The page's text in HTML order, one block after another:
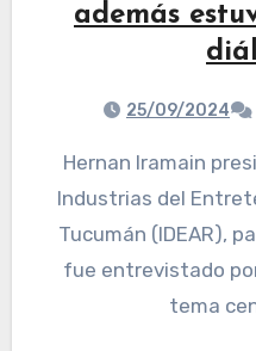
además
25/09/2024
Hernan Iramain presidente de la Cámara de
Industrias del
Tucumán (IDEAR),
fue entrevistado
tema